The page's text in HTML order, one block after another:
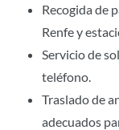
Recogida de
Renfe y
Servicio de
teléfono.
Traslado de
adecuados